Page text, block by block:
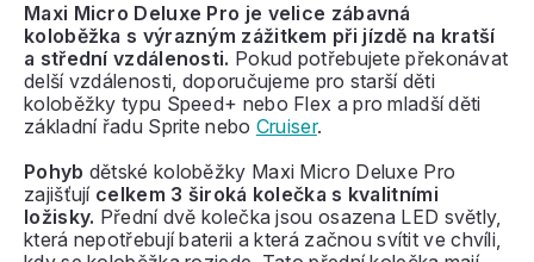
Maxi Micro Deluxe Pro je velice zábavná
koloběžka s výrazným zážitkem při jízdě na kratší
a střední vzdálenosti. Pokud potřebujete překonávat
delší vzdálenosti, doporučujeme pro starší děti
koloběžky typu Speed+ nebo Flex a pro mladší děti
základní řadu Sprite nebo Cruiser.
Pohyb dětské koloběžky Maxi Micro Deluxe Pro
zajišťují celkem 3 široká kolečka s kvalitními
ložisky. Přední dvě kolečka jsou osazena LED světly,
která nepotřebují baterii a která začnou svítit ve chvíli,